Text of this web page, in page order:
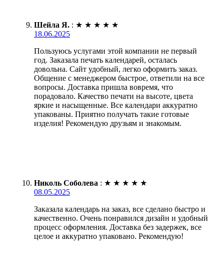
Шейла Я. : ★ ★ ★ ★ ★
18.06.2025
Пользуюсь услугами этой компании не первый
год. Заказала печать календарей, осталась
довольна. Сайт удобный, легко оформить заказ.
Общение с менеджером быстрое, ответили на все
вопросы. Доставка пришла вовремя, что
порадовало. Качество печати на высоте, цвета
яркие и насыщенные. Все календари аккуратно
упакованы. Приятно получать такие готовые
изделия! Рекомендую друзьям и знакомым.
Николь Соболева : ★ ★ ★ ★ ★
08.05.2025
Заказала календарь на заказ, все сделано быстро и
качественно. Очень понравился дизайн и удобный
процесс оформления. Доставка без задержек, все
целое и аккуратно упаковано. Рекомендую!